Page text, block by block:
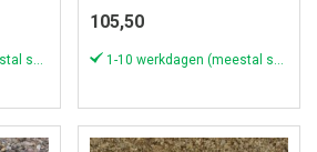
1-10 werkdagen (meestal sneller)
105,50
1-10 werkdagen (meestal sneller)